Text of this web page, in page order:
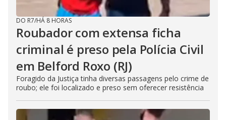
DO R7/HÁ 8 HORAS
Roubador com extensa ficha
criminal é preso pela Polícia Civil
em Belford Roxo (RJ)
Foragido da Justiça tinha diversas passagens pelo crime de
roubo; ele foi localizado e preso sem oferecer resistência